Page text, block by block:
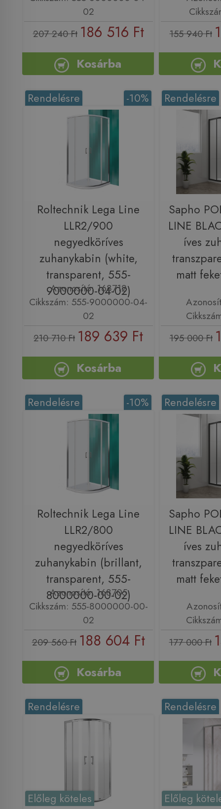
02
207 240 Ft 186 516 Ft
Kosárba
155 940 Ft
-10%
Rendelésre
Roltechnik Lega Line
LLR2/900
negyedköríves
zuhanykabin (white,
transparent, 555-
9000000-04-02)
Azonosító: 168712
Cikkszám: 555-9000000-04-
02
210 710 Ft 189 639 Ft
Kosárba
Rendelésre
Sapho
LINE
íves
matt
195 000 Ft
-10%
Rendelésre
Roltechnik Lega Line
LLR2/800
negyedköríves
zuhanykabin (brillant,
transparent, 555-
8000000-00-02)
Azonosító: 168705
Cikkszám: 555-8000000-00-
02
209 560 Ft 188 604 Ft
Kosárba
Rendelésre
Sapho
LINE
íves
matt
177 000 Ft
Rendelésre
Előleg köteles
Rendelésre
Előleg